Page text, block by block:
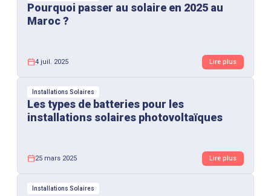
Pourquoi passer au solaire en 2025 au
Maroc ?
4 juil. 2025 Lire plus
Installations Solaires
Les types de batteries pour les
installations solaires photovoltaïques
25 mars 2025 Lire plus
Installations Solaires